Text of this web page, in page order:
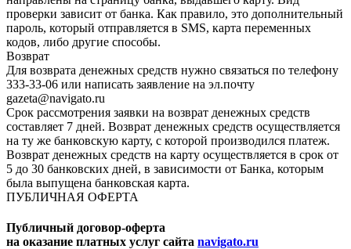
проверки зависит от банка. Как правило, это дополнительный
пароль, который отправляется в SMS, карта переменных
кодов, либо другие способы.
Возврат
Для возврата денежных средств нужно связаться по телефону
333-33-06 или написать заявление на эл.почту
gazeta@navigato.ru
Срок рассмотрения заявки на возврат денежных средств
составляет 7 дней. Возврат денежных средств осуществляется
на ту же банковскую карту, с которой производился платеж.
Возврат денежных средств на карту осуществляется в срок от
5 до 30 банковских дней, в зависимости от Банка, которым
была выпущена банковская карта.
ПУБЛИЧНАЯ ОФЕРТА
Публичный договор-оферта
на оказание платных услуг сайта navigato.ru